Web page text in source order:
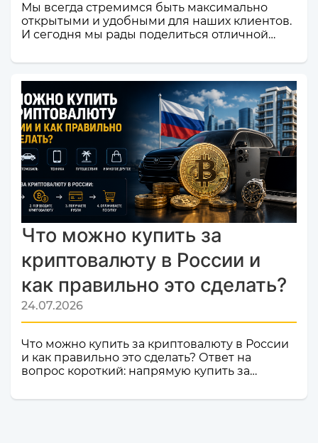
Мы всегда стремимся быть максимально
открытыми и удобными для наших клиентов.
И сегодня мы рады поделиться отличной
валют и криптовалют CosmoChanger
официально добавлен в листинг
мониторинга обменников
Monik.exchange.Что это значит для вас?
Только плюсы! Мы делаем всё, чтобы каждый
ваш обмен был быстрым, безопасным и
комфортным.Почему это важное событие?
Попадание в список надежных платформ на
Monik.exchange — это знак каче...
Что можно купить за
криптовалюту в России и
как правильно это сделать?
24.07.2026
Что можно купить за криптовалюту в России
и как правильно это сделать? Ответ на
вопрос короткий: напрямую купить за
нельзя. Российское законодательство не